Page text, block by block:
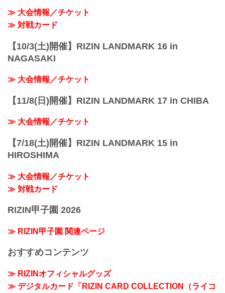
≫ 大会情報／チケット
≫ 対戦カード
【10/3(土)開催】RIZIN LANDMARK 16 in
NAGASAKI
≫ 大会情報／チケット
【11/8(日)開催】RIZIN LANDMARK 17 in CHIBA
≫ 大会情報／チケット
【7/18(土)開催】RIZIN LANDMARK 15 in
HIROSHIMA
≫ 大会情報／チケット
≫ 対戦カード
RIZIN甲子園 2026
≫ RIZIN甲子園 関連ページ
おすすめコンテンツ
≫ RIZINオフィシャルグッズ
≫ デジタルカード「RIZIN CARD COLLECTION（ライコ